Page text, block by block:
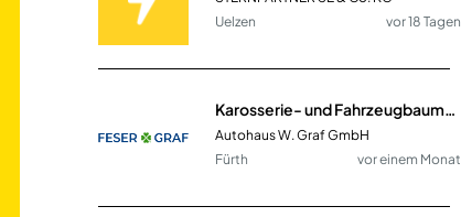
Uelzen
vor 18 Tagen
Karosserie- und Fahrzeugbaumechaniker | (m/w/d)
Autohaus W. Graf GmbH
Fürth
vor einem Monat